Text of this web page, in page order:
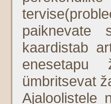
paiknevate
kaardistab
enesetapu
ümbritsevat
Ajaloolistele